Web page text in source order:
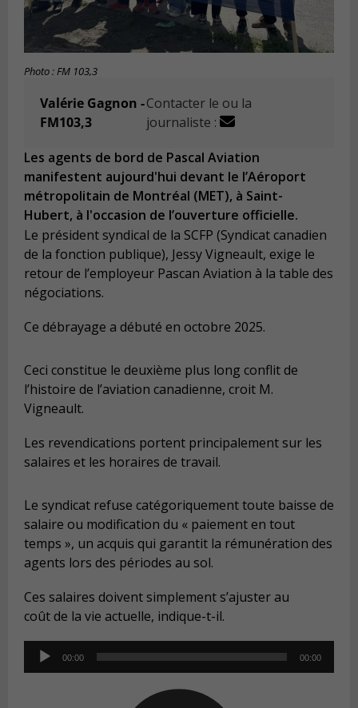
Photo : FM 103,3
Valérie Gagnon -
FM103,3
Contacter le ou la
journaliste :
Les agents de bord de Pascal Aviation
manifestent aujourd'hui devant le l’Aéroport
métropolitain de Montréal (MET), à Saint-
Hubert, à l'occasion de l’ouverture officielle.
Le président syndical de la SCFP (Syndicat canadien
de la fonction publique), Jessy Vigneault, exige le
retour de l’employeur Pascan Aviation à la table des
négociations.
Ce débrayage a débuté en octobre 2025.
Ceci constitue le deuxième plus long conflit de
l’histoire de l’aviation canadienne, croit M.
Vigneault.
Les revendications portent principalement sur les
salaires et les horaires de travail.
Le syndicat refuse catégoriquement toute baisse de
salaire ou modification du « paiement en tout
temps », un acquis qui garantit la rémunération des
agents lors des périodes au sol.
Ces salaires doivent simplement s’ajuster au
coût de la vie actuelle, indique-t-il.
Audio
Player
00:00 00:00